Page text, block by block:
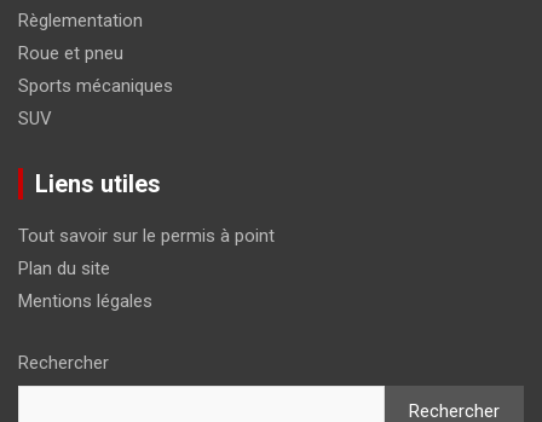
Règlementation
Roue et pneu
Sports mécaniques
SUV
Liens utiles
Tout savoir sur le permis à point
Plan du site
Mentions légales
Rechercher
Rechercher